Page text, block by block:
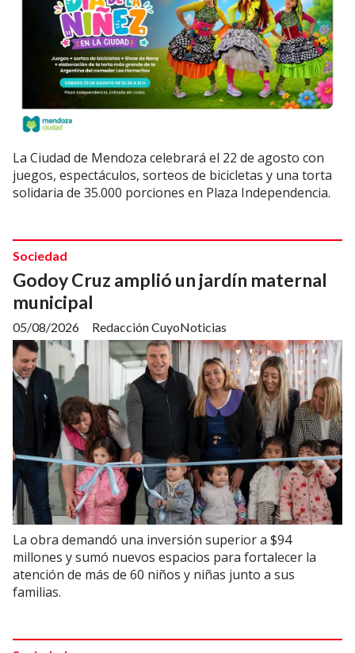
La Ciudad de Mendoza celebrará el 22 de agosto con
juegos, espectáculos, sorteos de bicicletas y una torta
solidaria de 35.000 porciones en Plaza Independencia.
Godoy Cruz amplió un jardín maternal
municipal
Redacción CuyoNoticias
Sociedad
05/08/2026
La obra demandó una inversión superior a $94
millones y sumó nuevos espacios para fortalecer la
atención de más de 60 niños y niñas junto a sus
familias.